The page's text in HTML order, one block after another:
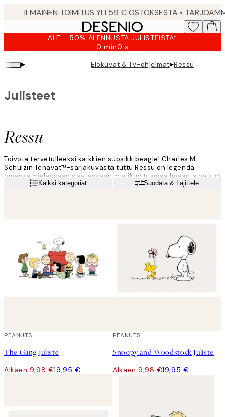
ALE - 50% ALENNUSTA JULISTEISTA*
0 min0 s
Voimassa
asti:
2026-
▸ Elokuvat & TV-ohjelmat▸Ressu
Ressu
Julisteet
Toivota tervetulleeksi kaikkien suosikkibeagle! Charles M.
Schulzin Tenavat™-sarjakuvasta tuttu Ressu on legenda
omassa mielessään paetessaan mielikuvitusmaailmaan aina kun
siihen on mahdollisuus. Tutustu Ressun ja hänen ystäviensä
Lue lisää Kaikki kategoriat Suodata & Lajittele
50%*
PEANUTS
The Gang Juliste
Alkaen 9,98 €19,95 €
50%*
PEANUTS
Snoopy and Woodstock Juliste
Alkaen 9,98 €19,95 €